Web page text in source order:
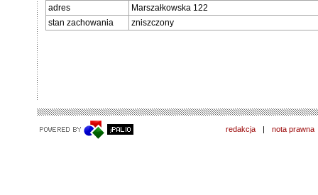
adres
Marszałkowska 122
stan zachowania
zniszczony
redakcja | nota prawna